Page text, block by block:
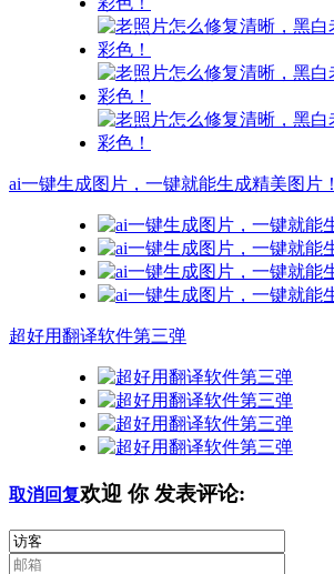
ai一键生成图片，一键就能生成精美图片！
超好用翻译软件第三弹
取消回复欢迎 你发表评论: